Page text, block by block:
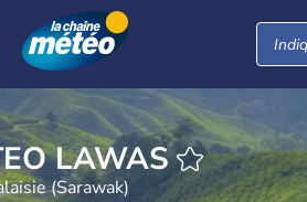
METEO LAWAS
(Sarawak)